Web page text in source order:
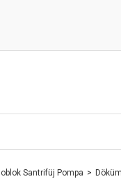
Santrifüj Pompa